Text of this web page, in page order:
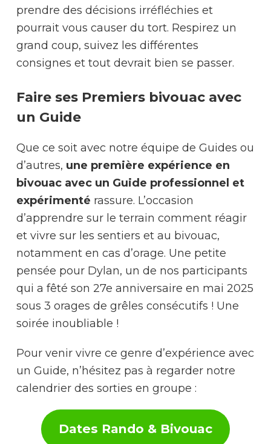
prendre des décisions irréfléchies et
pourrait vous causer du tort. Respirez un
grand coup, suivez les différentes
consignes et tout devrait bien se passer.
Faire ses Premiers bivouac avec
un Guide
Que ce soit avec notre équipe de Guides ou
d’autres, une première expérience en
bivouac avec un Guide professionnel et
expérimenté rassure. L’occasion
d’apprendre sur le terrain comment réagir
et vivre sur les sentiers et au bivouac,
notamment en cas d’orage. Une petite
pensée pour Dylan, un de nos participants
qui a fêté son 27e anniversaire en mai 2025
sous 3 orages de grêles consécutifs ! Une
soirée inoubliable !
Pour venir vivre ce genre d’expérience avec
un Guide, n’hésitez pas à regarder notre
calendrier des sorties en groupe :
Dates Rando & Bivouac